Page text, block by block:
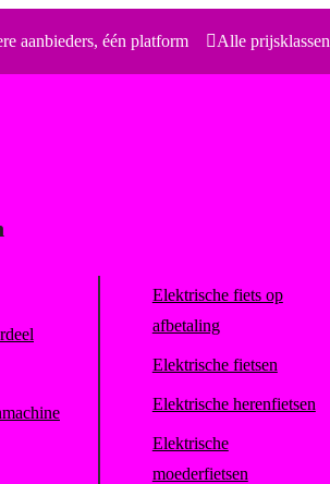
aanbieders, één platform Alle prijsklassen
Elektrische fiets op
afbetaling
Elektrische fietsen
Elektrische herenfietsen
Elektrische
moederfietsen